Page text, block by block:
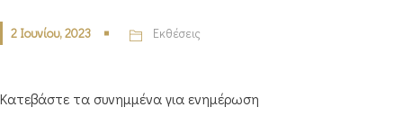
2 Ιουνίου, 2023 Εκθέσεις
Κατεβάστε τα συνημμένα για ενημέρωση